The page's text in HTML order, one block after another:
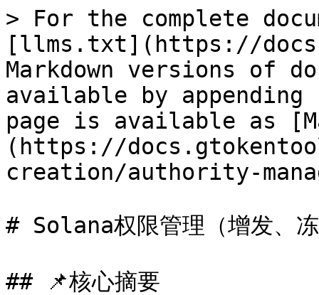
> For the complete
[llms.txt](https://
Markdown versions of
available by
page is available as
(https://
creation/authority-
# Solana权限管理（增发、
## 📌核心摘要